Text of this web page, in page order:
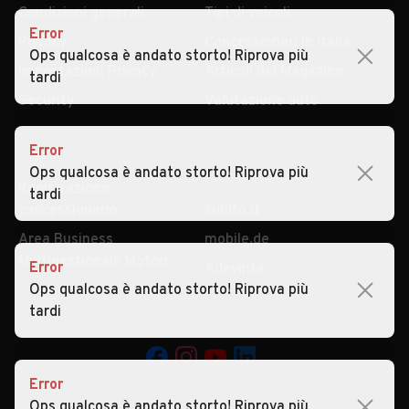
Condizioni generali
Privacy
Impostazioni Privacy
Security
Tipi di veicoli
Valutazione auto
AREA BUSINESS
Registrazione
Area Business
Multigestionale Motori
DI ADEVINTA
mobile.de
Error
Ops qualcosa è andato storto! Riprova più
tardi
Error
Ops qualcosa è andato storto! Riprova più
tardi
Error
Ops qualcosa è andato storto! Riprova più
tardi
Error